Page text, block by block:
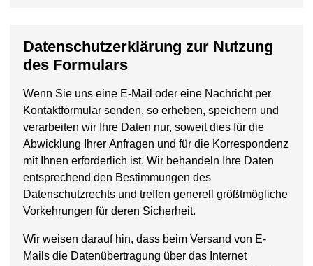
Datenschutzerklärung zur Nutzung
des Formulars
Wenn Sie uns eine E-Mail oder eine Nachricht per
Kontaktformular senden, so erheben, speichern und
verarbeiten wir Ihre Daten nur, soweit dies für die
Abwicklung Ihrer Anfragen und für die Korrespondenz
mit Ihnen erforderlich ist. Wir behandeln Ihre Daten
entsprechend den Bestimmungen des
Datenschutzrechts und treffen generell größtmögliche
Vorkehrungen für deren Sicherheit.
Wir weisen darauf hin, dass beim Versand von E-
Mails die Datenübertragung über das Internet